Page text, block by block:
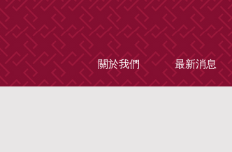
關於我們 最新消息